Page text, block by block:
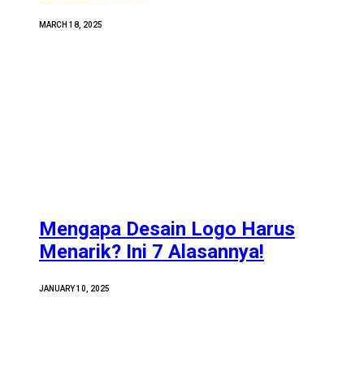
MARCH 18, 2025
Mengapa Desain Logo Harus
Menarik? Ini 7 Alasannya!
JANUARY 10, 2025